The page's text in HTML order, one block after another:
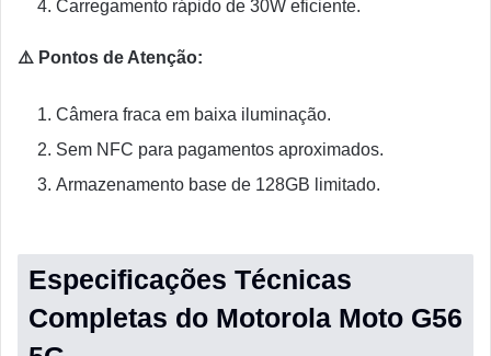
Carregamento rápido de 30W eficiente.
⚠️ Pontos de Atenção:
Câmera fraca em baixa iluminação.
Sem NFC para pagamentos aproximados.
Armazenamento base de 128GB limitado.
Especificações Técnicas
Completas do Motorola Moto G56